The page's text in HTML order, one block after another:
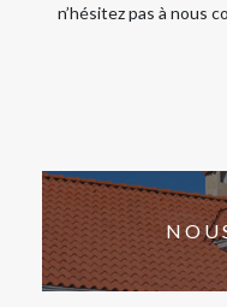
n’hésitez pas à nous